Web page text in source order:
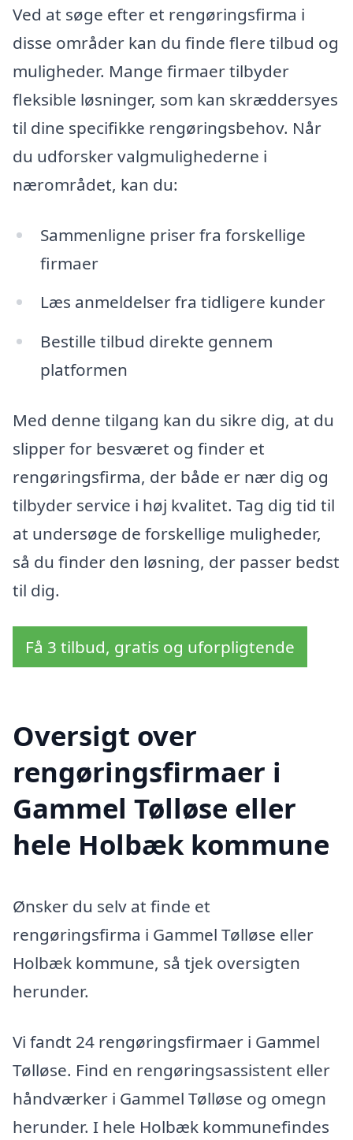
Ved at søge efter et rengøringsfirma i
disse områder kan du finde flere tilbud og
muligheder. Mange firmaer tilbyder
fleksible løsninger, som kan skræddersyes
til dine specifikke rengøringsbehov. Når
du udforsker valgmulighederne i
nærområdet, kan du:
Sammenligne priser fra forskellige
firmaer
Læs anmeldelser fra tidligere kunder
Bestille tilbud direkte gennem
platformen
Med denne tilgang kan du sikre dig, at du
slipper for besværet og finder et
rengøringsfirma, der både er nær dig og
tilbyder service i høj kvalitet. Tag dig tid til
at undersøge de forskellige muligheder,
så du finder den løsning, der passer bedst
til dig.
Få 3 tilbud, gratis og uforpligtende
Oversigt over
rengøringsfirmaer i
Gammel Tølløse eller
hele Holbæk kommune
Ønsker du selv at finde et
rengøringsfirma i Gammel Tølløse eller
Holbæk kommune, så tjek oversigten
herunder.
Vi fandt 24 rengøringsfirmaer i Gammel
Tølløse. Find en rengøringsassistent eller
håndværker i Gammel Tølløse og omegn
herunder. I hele Holbæk kommunefindes